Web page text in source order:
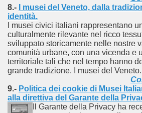
8.-
I musei del Veneto, dalla
identità.
I musei civici italiani rappresentano
culturalmente rilevante nel ricco
sviluppato storicamente nelle nostre
comunità urbane, con una vicenda e
territoriale tali che nel tempo hanno
grande tradizione. I musei del
9.- Politica dei cookie di Musei
alla direttiva del Garante della
Il Garante della Privacy ha
del mese di Febbraio 2014.